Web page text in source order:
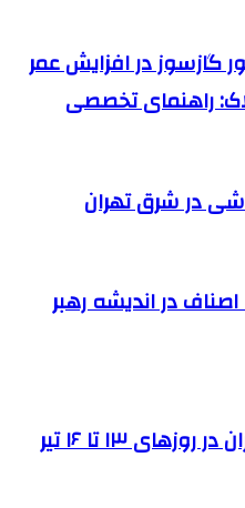
گازسوز در افزایش عمر
راهنمای تخصصی
در شرق تهران
اصناف در اندیشه رهبر
اتحادیه های صنفی تهران در روزهای ۱۳ تا ۱۶ تیر